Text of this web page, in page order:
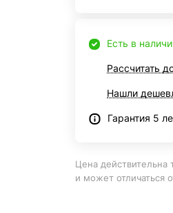
Есть в
Рассчитать
Нашли
Гарантия 5
Цена действительна
и может отличаться